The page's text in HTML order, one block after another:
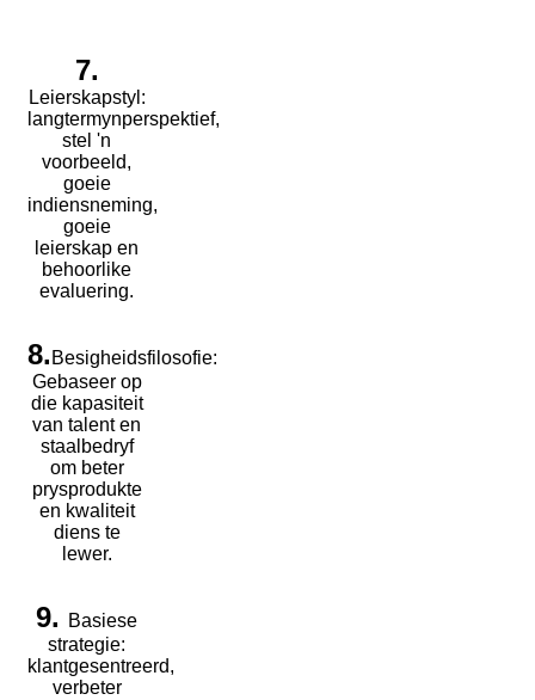
7.
Leierskapstyl:
langtermynperspektief,
stel 'n
voorbeeld,
goeie
indiensneming,
goeie
leierskap en
behoorlike
evaluering.
8. Besigheidsfilosofie:
Gebaseer op
die kapasiteit
van talent en
staalbedryf
om beter
prysprodukte
en kwaliteit
diens te
lewer.
9.
Basiese
strategie:
klantgesentreerd,
verbeter